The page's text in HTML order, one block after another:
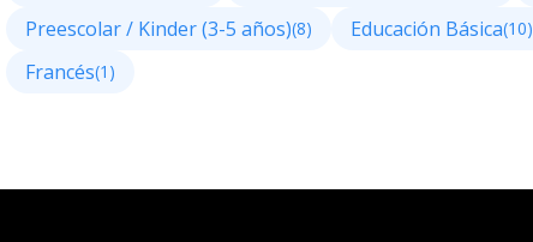
Preescolar / Kinder (3-5 años)(8) Educación Básica(10)
Francés(1)